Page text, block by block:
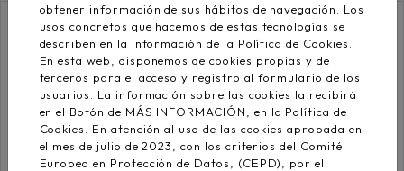
Conductor
Cobre electrolítico
flexible clase 5
UNE-EN 60288 e IEC
60228
Aislamiento
Polietileno reticulado
UNE 21123
obtener información de sus hábitos de navegación. Los
usos concretos que hacemos de estas tecnologías se
describen en la información de la Política de Cookies.
En esta web, disponemos de cookies propias y de
terceros para el acceso y registro al formulario de los
usuarios. La información sobre las cookies la recibirá
en el Botón de MÁS INFORMACIÓN, en la Política de
Cookies. En atención al uso de las cookies aprobada en
el mes de julio de 2023, con los criterios del Comité
Europeo en Protección de Datos, (CEPD), por el